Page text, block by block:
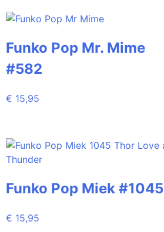
Funko Pop Mr. Mime
#582
€ 15,95
Funko Pop Miek #1045
€ 15,95